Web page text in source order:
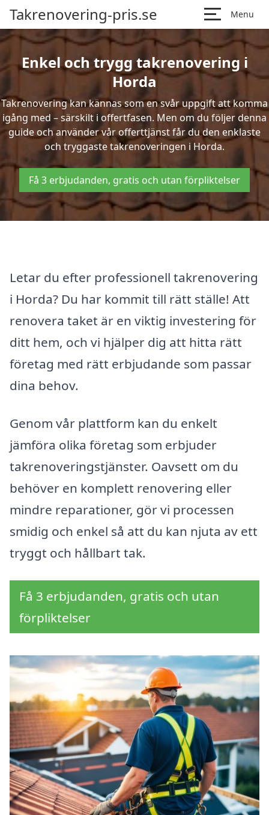
Takrenovering-pris.se Menu
Enkel och trygg takrenovering i
Horda
Takrenovering kan kännas som en svår uppgift att komma
igång med – särskilt i offertfasen. Men om du följer denna
guide och använder vår offerttjänst får du den enklaste
och tryggaste takrenoveringen i Horda.
Få 3 erbjudanden, gratis och utan förpliktelser
Letar du efter professionell takrenovering
i Horda? Du har kommit till rätt ställe! Att
renovera taket är en viktig investering för
ditt hem, och vi hjälper dig att hitta rätt
företag med rätt erbjudande som passar
dina behov.
Genom vår plattform kan du enkelt
jämföra olika företag som erbjuder
takrenoveringstjänster. Oavsett om du
behöver en komplett renovering eller
mindre reparationer, gör vi processen
smidig och enkel så att du kan njuta av ett
tryggt och hållbart tak.
Få 3 erbjudanden, gratis och utan
förpliktelser